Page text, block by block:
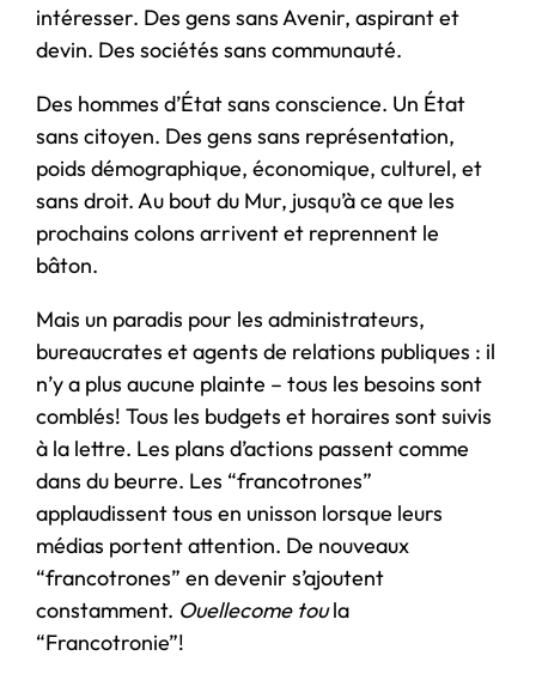
intéresser. Des gens sans Avenir, aspirant et
devin. Des sociétés sans communauté.
Des hommes d’État sans conscience. Un État
sans citoyen. Des gens sans représentation,
poids démographique, économique, culturel, et
sans droit. Au bout du Mur, jusqu’à ce que les
prochains colons arrivent et reprennent le
bâton.
Mais un paradis pour les administrateurs,
bureaucrates et agents de relations publiques : il
n’y a plus aucune plainte – tous les besoins sont
comblés! Tous les budgets et horaires sont suivis
à la lettre. Les plans d’actions passent comme
dans du beurre. Les “francotrones”
applaudissent tous en unisson lorsque leurs
médias portent attention. De nouveaux
“francotrones” en devenir s’ajoutent
constamment. Ouellecome toula
“Francotronie”!